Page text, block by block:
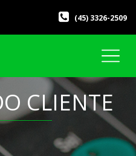
(45) 3326-2509
CLIENTE